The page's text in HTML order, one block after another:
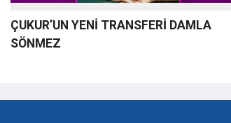
ÇUKUR’UN YENİ TRANSFERİ DAMLA
SÖNMEZ